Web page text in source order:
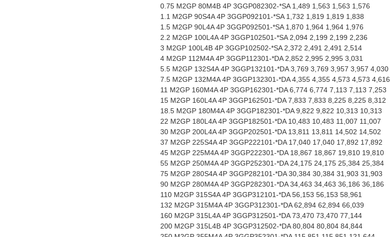
0.75 M2GP 80M4B 4P 3GGP082302-*SA 1,489 1,563 1,563 1,576
1.1 M2GP 90S4A 4P 3GGP092101-*SA 1,732 1,819 1,819 1,838
1.5 M2GP 90L4A 4P 3GGP092501-*SA 1,870 1,964 1,964 1,976
2.2 M2GP 100L4A 4P 3GGP102501-*SA 2,094 2,199 2,199 2,236
3 M2GP 100L4B 4P 3GGP102502-*SA 2,372 2,491 2,491 2,514
4 M2GP 112M4A 4P 3GGP112301-*DA 2,852 2,995 2,995 3,031
5.5 M2GP 132S4A 4P 3GGP132101-*DA 3,769 3,769 3,957 3,957 4,030
7.5 M2GP 132M4A 4P 3GGP132301-*DA 4,355 4,355 4,573 4,573 4,616
11 M2GP 160M4A 4P 3GGP162301-*DA 6,774 6,774 7,113 7,113 7,253
15 M2GP 160L4A 4P 3GGP162501-*DA 7,833 7,833 8,225 8,225 8,312
18.5 M2GP 180M4A 4P 3GGP182301-*DA 9,822 9,822 10,313 10,313
22 M2GP 180L4A 4P 3GGP182501-*DA 10,483 10,483 11,007 11,007
30 M2GP 200L4A 4P 3GGP202501-*DA 13,811 13,811 14,502 14,502
37 M2GP 225S4A 4P 3GGP222101-*DA 17,040 17,040 17,892 17,892
45 M2GP 225M4A 4P 3GGP222301-*DA 18,867 18,867 19,810 19,810
55 M2GP 250M4A 4P 3GGP252301-*DA 24,175 24,175 25,384 25,384
75 M2GP 280S4A 4P 3GGP282101-*DA 30,384 30,384 31,903 31,903
90 M2GP 280M4A 4P 3GGP282301-*DA 34,463 34,463 36,186 36,186
110 M2GP 315S4A 4P 3GGP312101-*DA 56,153 56,153 58,961
132 M2GP 315M4A 4P 3GGP312301-*DA 62,894 62,894 66,039
160 M2GP 315L4A 4P 3GGP312501-*DA 73,470 73,470 77,144
200 M2GP 315L4B 4P 3GGP312502-*DA 80,804 80,804 84,844